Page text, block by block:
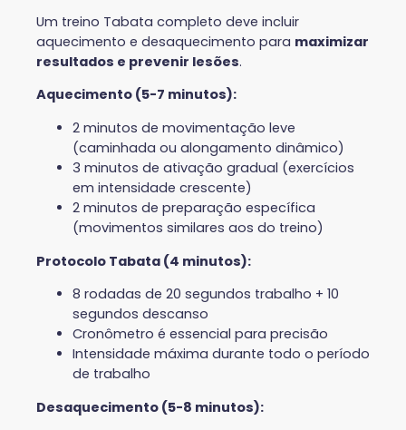
Um treino Tabata completo deve incluir
aquecimento e desaquecimento para maximizar
resultados e prevenir lesões.
Aquecimento (5-7 minutos):
2 minutos de movimentação leve
(caminhada ou alongamento dinâmico)
3 minutos de ativação gradual (exercícios
em intensidade crescente)
2 minutos de preparação específica
(movimentos similares aos do treino)
Protocolo Tabata (4 minutos):
8 rodadas de 20 segundos trabalho + 10
segundos descanso
Cronômetro é essencial para precisão
Intensidade máxima durante todo o período
de trabalho
Desaquecimento (5-8 minutos):